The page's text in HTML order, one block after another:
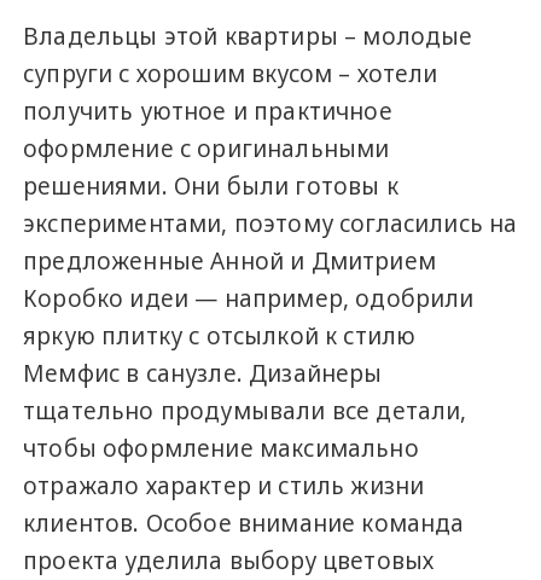
Владельцы этой квартиры – молодые
супруги с хорошим вкусом – хотели
получить уютное и практичное
оформление с оригинальными
решениями. Они были готовы к
экспериментами, поэтому согласились на
предложенные Анной и Дмитрием
Коробко идеи — например, одобрили
яркую плитку с отсылкой к стилю
Мемфис в санузле. Дизайнеры
тщательно продумывали все детали,
чтобы оформление максимально
отражало характер и стиль жизни
клиентов. Особое внимание команда
проекта уделила выбору цветовых